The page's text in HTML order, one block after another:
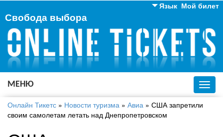
Мой билет
Язык
Английский
Русский
Украинский
Свобода выбора
МЕНЮ
Онлайн Тикетс » Новости туризма » Авиа » США запретили
своим самолетам летать над Днепропетровском